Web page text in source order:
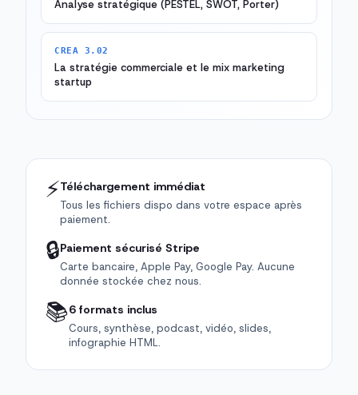
Analyse stratégique (PESTEL, SWOT, Porter)
CREA 3.02
La stratégie commerciale et le mix marketing
startup
⚡Téléchargement immédiat
Tous les fichiers dispo dans votre espace après
paiement.
🔒Paiement sécurisé Stripe
Carte bancaire, Apple Pay, Google Pay. Aucune
donnée stockée chez nous.
📚6 formats inclus
Cours, synthèse, podcast, vidéo, slides,
infographie HTML.